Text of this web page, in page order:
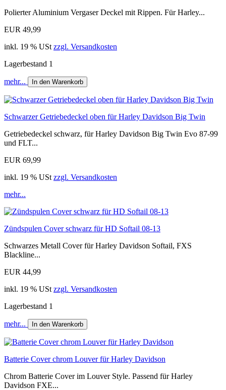
Polierter Aluminium Vergaser Deckel mit Rippen. Für Harley...
EUR 49,99
inkl. 19 % USt zzgl. Versandkosten
Lagerbestand 1
mehr... In den Warenkorb
Schwarzer Getriebedeckel oben für Harley Davidson Big Twin
Getriebedeckel schwarz, für Harley Davidson Big Twin Evo 87-99
und FLT...
EUR 69,99
inkl. 19 % USt zzgl. Versandkosten
mehr...
Zündspulen Cover schwarz für HD Softail 08-13
Schwarzes Metall Cover für Harley Davidson Softail, FXS
Blackline...
EUR 44,99
inkl. 19 % USt zzgl. Versandkosten
Lagerbestand 1
mehr... In den Warenkorb
Batterie Cover chrom Louver für Harley Davidson
Chrom Batterie Cover im Louver Style. Passend für Harley
Davidson FXE...